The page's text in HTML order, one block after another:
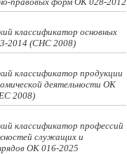
классификатор основных
2014 (СНС 2008)
классификатор продукции
деятельности ОК
2008)
классификатор профессий
служащих и
ОК 016-2025